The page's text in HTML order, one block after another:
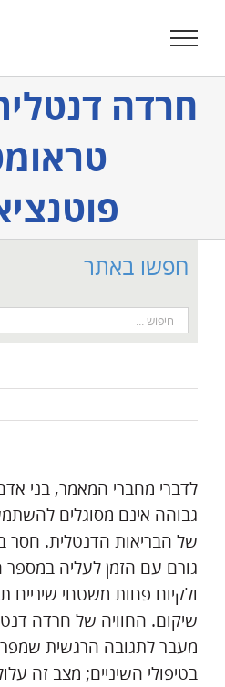
לתוכן
חרדה
לדברי מחברי המאמר, בני
גבוהה אינם מסוגלים
של הבריאות הדנטלית. חסר
גורם עם הזמן לעליה במספר
ולקיום פחות משטחי שיניים
שיקום. החוויה של חרדה
מעבר לתגובה הרגשית
בטיפולי השיניים; מצב זה
חפשו באתר
חיפוש...